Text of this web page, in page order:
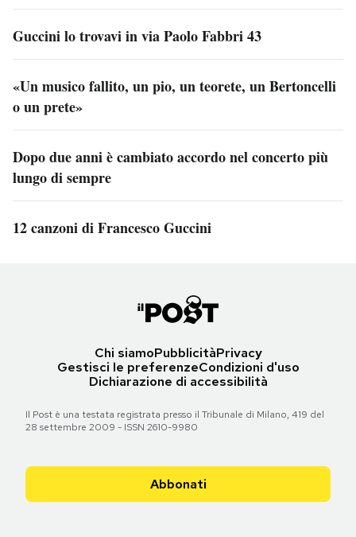
Guccini lo trovavi in via Paolo Fabbri 43
«Un musico fallito, un pio, un teorete, un Bertoncelli
o un prete»
Dopo due anni è cambiato accordo nel concerto più
lungo di sempre
12 canzoni di Francesco Guccini
Chi siamoPubblicitàPrivacy
Gestisci le preferenzeCondizioni d'uso
Dichiarazione di accessibilità
Il Post è una testata registrata presso il Tribunale di Milano, 419 del
28 settembre 2009 - ISSN 2610-9980
Abbonati